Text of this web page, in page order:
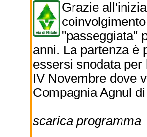
Grazie
"passeggiata"
anni. La partenza è
essersi snodata
IV Novembre dove
Compagnia Agnul
scarica programma